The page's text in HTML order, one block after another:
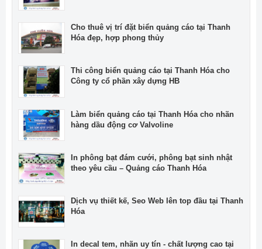
Cho thuê vị trí đặt biển quảng cáo tại Thanh
Hóa đẹp, hợp phong thủy
Thi công biển quảng cáo tại Thanh Hóa cho
Công ty cổ phần xây dựng HB
Làm biển quảng cáo tại Thanh Hóa cho nhãn
hàng dầu động cơ Valvoline
In phông bạt đám cưới, phông bạt sinh nhật
theo yêu cầu – Quảng cáo Thanh Hóa
Dịch vụ thiết kế, Seo Web lên top đầu tại Thanh
Hóa
In decal tem, nhãn uy tín - chất lượng cao tại